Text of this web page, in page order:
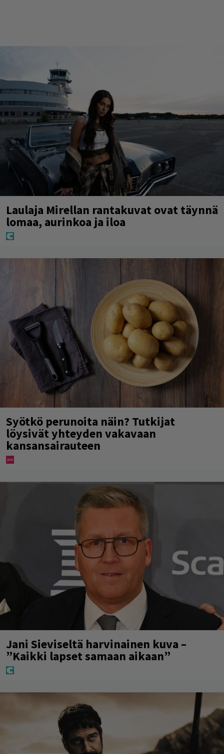
Laulaja Mirellan rantakuvat ovat täynnä
lomaa, aurinkoa ja iloa
Syötkö perunoita näin? Tutkijat
löysivät yhteyden vakavaan
kansansairauteen
Jani Sieviseltä harvinainen kuva –
”Kaikki lapset samaan aikaan”